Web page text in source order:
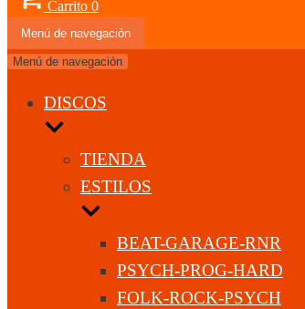
Carrito 0
Menú de navegación
Menú de navegación
DISCOS
TIENDA
ESTILOS
BEAT-GARAGE-RNR
PSYCH-PROG-HARD
FOLK-ROCK-PSYCH